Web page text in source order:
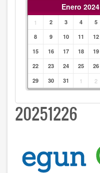
Enero 2024
1 2 3 4 5
8
9 10 11 12
15
16 17 18 19
22
23 24 25 26
29
30 31 1 2
20251226